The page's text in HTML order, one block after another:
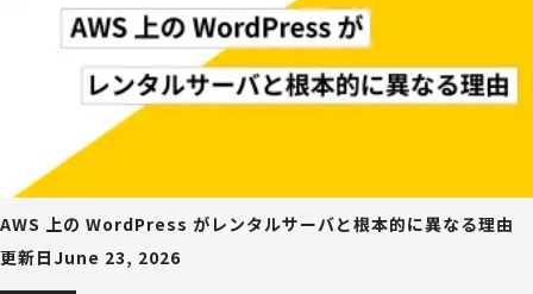
AWS 上の WordPress がレンタルサーバと根本的に異なる理由
更新日 June 23, 2026